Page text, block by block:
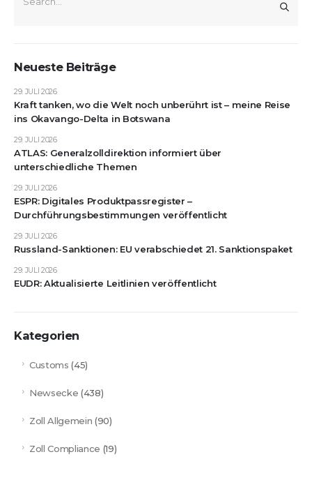
Neueste Beiträge
Kraft tanken, wo die Welt noch unberührt ist – meine Reise
ins Okavango-Delta in Botswana
29. JULI 2026
ATLAS: Generalzolldirektion informiert über
unterschiedliche Themen
29. JULI 2026
ESPR: Digitales Produktpassregister –
Durchführungsbestimmungen veröffentlicht
29. JULI 2026
Russland-Sanktionen: EU verabschiedet 21. Sanktionspaket
29. JULI 2026
EUDR: Aktualisierte Leitlinien veröffentlicht
29. JULI 2026
Kategorien
Customs (45)
Newsecke (438)
Zoll Allgemein (90)
Zoll Compliance (19)